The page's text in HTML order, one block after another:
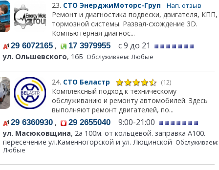
23. СТО ЭнерджиМоторс-Груп Нап. отзыв
Ремонт и диагностика подвески, двигателя, КПП,
тормозной системы. Развал-схождение 3D.
Компьютерная диагнос...
29 6072165 , 17 3979955 с 9 до 21
ул. Ольшевского, 16Б Обслуживаем: Любые
24. СТО Беластр (12)
Комплексный подход к техническому
обслуживанию и ремонту автомобилей. Здесь
выполняют ремонт двигателей, по...
29 6360930 , 29 2655040 9:00-21:00
ул. Масюковщина, 2а 100м. от кольцевой. заправка А100.
пересечение ул.Каменногорской и ул. Люцинской Обслуживаем:
Любые